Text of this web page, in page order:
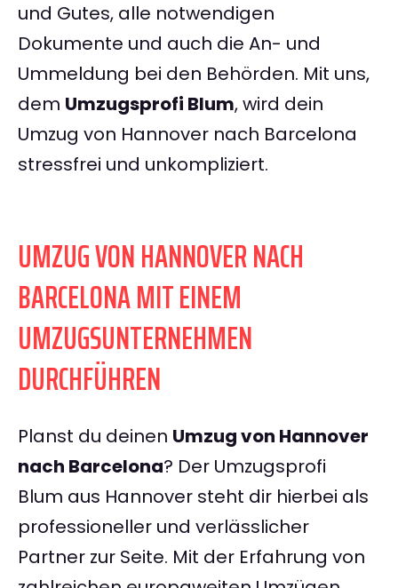
und Gutes, alle notwendigen
Dokumente und auch die An- und
Ummeldung bei den Behörden. Mit uns,
dem Umzugsprofi Blum, wird dein
Umzug von Hannover nach Barcelona
stressfrei und unkompliziert.
UMZUG VON HANNOVER NACH
BARCELONA MIT EINEM
UMZUGSUNTERNEHMEN
DURCHFÜHREN
Planst du deinen Umzug von Hannover
nach Barcelona? Der Umzugsprofi
Blum aus Hannover steht dir hierbei als
professioneller und verlässlicher
Partner zur Seite. Mit der Erfahrung von